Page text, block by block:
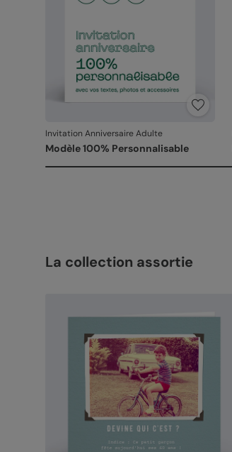
Invitation Anniversaire Adulte
Modèle 100% Personnalisable
La collection assortie